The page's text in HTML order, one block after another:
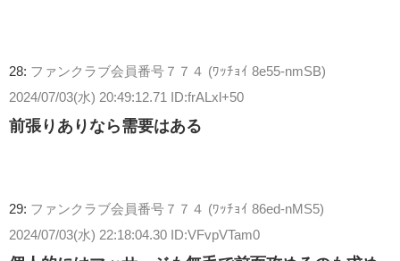
28: ファンクラブ会員番号７７４ (ﾜｯﾁｮｲ 8e55-nmSB)
2024/07/03(水) 20:49:12.71 ID:frALxl+50
前張りありなら需要はある
29: ファンクラブ会員番号７７４ (ﾜｯﾁｮｲ 86ed-nMS5)
2024/07/03(水) 22:18:04.30 ID:VFvpVTam0